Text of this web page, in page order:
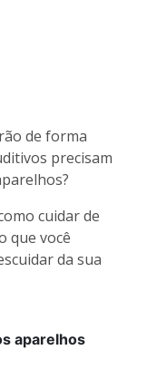
de forma
precisam
cuidar de
que você
da sua
aparelhos